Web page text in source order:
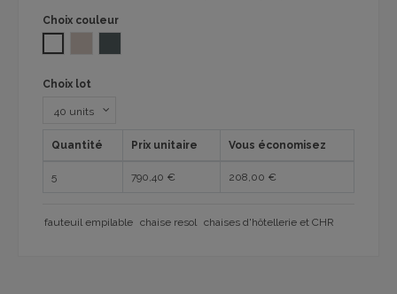
Choix couleur
Choix lot
Quantité Prix unitaire Vous économisez
5 790,40 € 208,00 €
fauteuil empilable chaise resol chaises d'hôtellerie et CHR